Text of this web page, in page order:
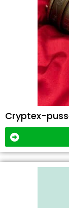
Cryptex-